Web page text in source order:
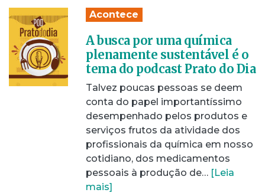
Acontece
A busca por uma química
plenamente sustentável é o
tema do podcast Prato do Dia
Talvez poucas pessoas se deem
conta do papel importantíssimo
desempenhado pelos produtos e
serviços frutos da atividade dos
profissionais da química em nosso
cotidiano, dos medicamentos
pessoais à produção de… [Leia
mais]